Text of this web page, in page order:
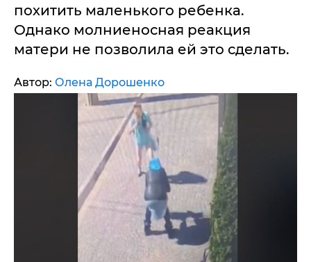
похитить маленького ребенка.
Однако молниеносная реакция
матери не позволила ей это сделать.
Автор: Олена Дорошенко